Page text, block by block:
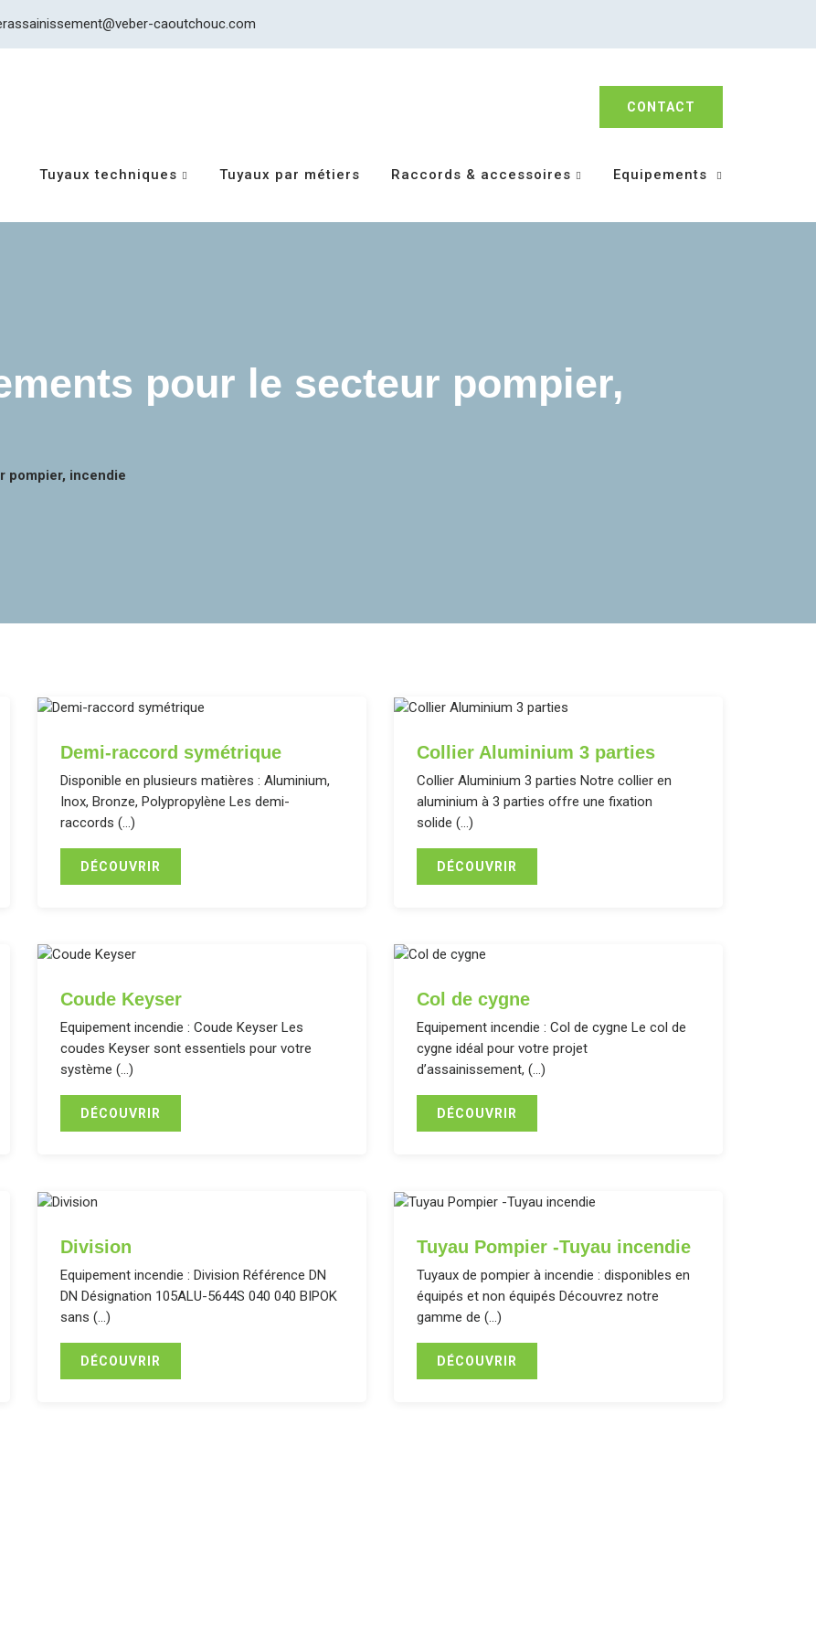
caoutchouc.com
CONTACT
Tuyaux techniques Tuyaux par métiers Raccords & accessoires Equipements
pour le secteur pompier,
pompier, incendie
Demi-raccord symétrique
Disponible en plusieurs matières : Aluminium,
Inox, Bronze, Polypropylène Les demi-
raccords (…)
DÉCOUVRIR
Collier Aluminium 3 parties
Collier Aluminium 3 parties Notre collier en
aluminium à 3 parties offre une fixation
solide (…)
DÉCOUVRIR
Coude Keyser
Equipement incendie : Coude Keyser Les
coudes Keyser sont essentiels pour votre
système (…)
DÉCOUVRIR
Col de cygne
Equipement incendie : Col de cygne Le col de
cygne idéal pour votre projet
d’assainissement, (…)
DÉCOUVRIR
Division
Equipement incendie : Division Référence DN
DN Désignation 105ALU-5644S 040 040 BIPOK
sans (…)
DÉCOUVRIR
Tuyau Pompier -Tuyau incendie
Tuyaux de pompier à incendie : disponibles en
équipés et non équipés Découvrez notre
gamme de (…)
DÉCOUVRIR